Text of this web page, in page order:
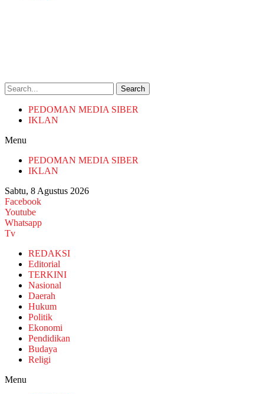
Search
PEDOMAN MEDIA SIBER
IKLAN
Menu
PEDOMAN MEDIA SIBER
IKLAN
Sabtu, 8 Agustus 2026
Facebook
Youtube
Whatsapp
Tv
REDAKSI
Editorial
TERKINI
Nasional
Daerah
Hukum
Politik
Ekonomi
Pendidikan
Budaya
Religi
Menu